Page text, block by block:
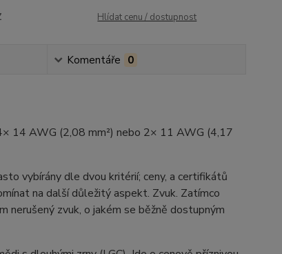
Hlídat cenu / dostupnost
Komentáře 0
14 AWG (2,08 mm²) nebo 2× 11 AWG (4,17
vybírány dle dvou kritérií; ceny, a certifikátů
na další důležitý aspekt. Zvuk. Zatímco
nerušený zvuk, o jakém se běžně dostupným